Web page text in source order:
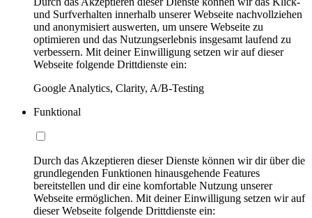
und Surfverhalten innerhalb unserer Webseite nachvollziehen
und anonymisiert auswerten, um unsere Webseite zu
optimieren und das Nutzungserlebnis insgesamt laufend zu
verbessern. Mit deiner Einwilligung setzen wir auf dieser
Webseite folgende Drittdienste ein:
Google Analytics, Clarity, A/B-Testing
Funktional
Durch das Akzeptieren dieser Dienste können wir dir über die
grundlegenden Funktionen hinausgehende Features
bereitstellen und dir eine komfortable Nutzung unserer
Webseite ermöglichen. Mit deiner Einwilligung setzen wir auf
dieser Webseite folgende Drittdienste ein: